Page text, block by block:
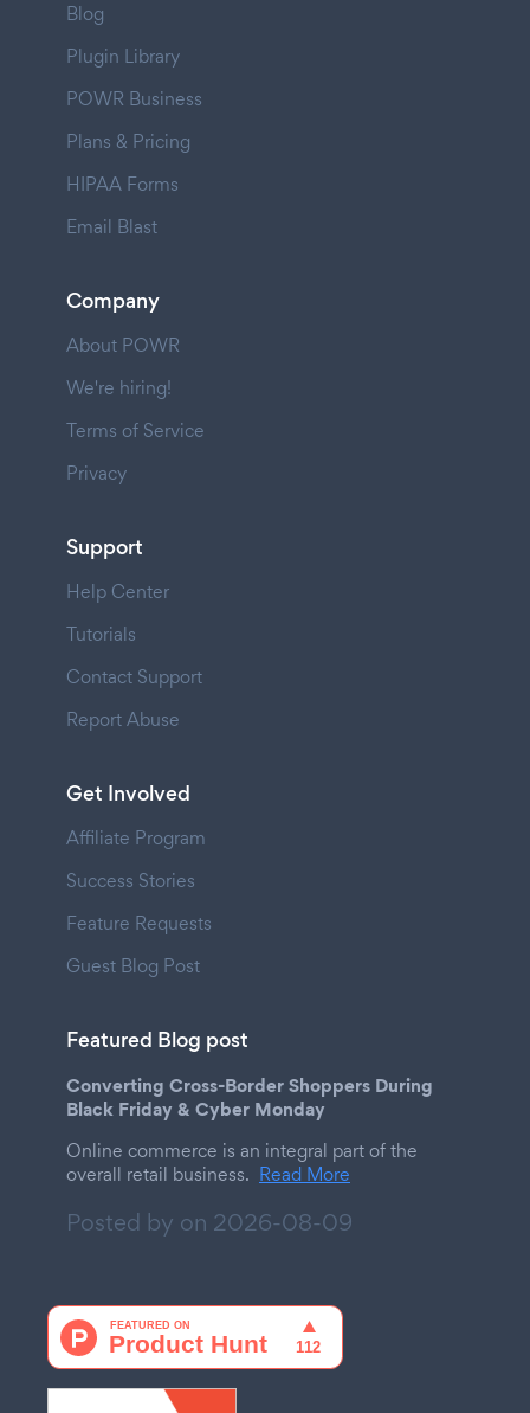
Blog
Plugin Library
POWR Business
Plans & Pricing
HIPAA Forms
Email Blast
Company
About POWR
We're hiring!
Terms of Service
Privacy
Support
Help Center
Tutorials
Contact Support
Report Abuse
Get Involved
Affiliate Program
Success Stories
Feature Requests
Guest Blog Post
Featured Blog post
Converting Cross-Border Shoppers During
Black Friday & Cyber Monday
Online commerce is an integral part of the
overall retail business. Read More
Posted by on 2026-08-09